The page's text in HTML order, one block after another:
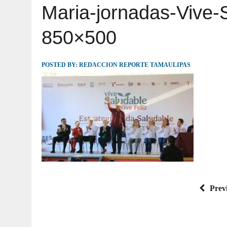
JULIO 30, 2026 TAMAULIPAS TE INVITA A DESCUBRIR EL
Maria-jornadas-
850×500
POSTED BY: REDACCION REPORTE TAMAULIPAS